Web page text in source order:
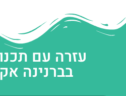
עזרה עם
בברנינה